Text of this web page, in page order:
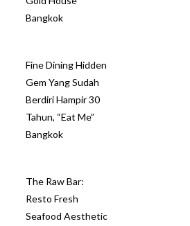
Bangkok
Fine Dining Hidden
Gem Yang Sudah
Berdiri Hampir 30
Tahun, “Eat Me”
Bangkok
The Raw Bar:
Resto Fresh
Seafood Aesthetic